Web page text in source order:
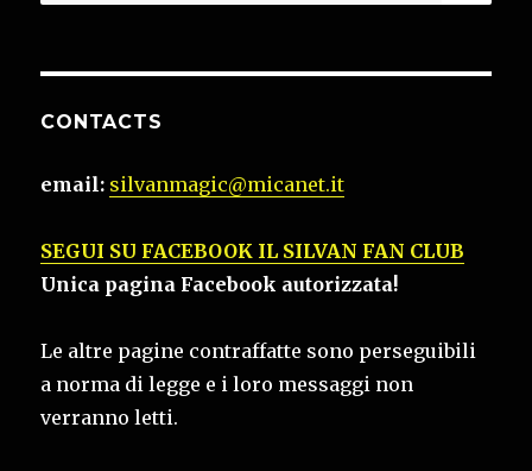
CONTACTS
email: silvanmagic@micanet.it
SEGUI SU FACEBOOK IL SILVAN FAN CLUB
Unica pagina Facebook autorizzata!
Le altre pagine contraffatte sono perseguibili
a norma di legge e i loro messaggi non
verranno letti.